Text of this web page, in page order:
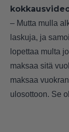
– Mutta mulla
laskuja, ja
lopettaa multa
maksaa sitä
maksaa
ulosottoon. Se